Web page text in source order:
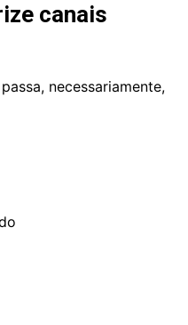
canais
necessariamente,